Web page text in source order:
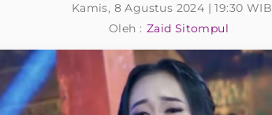
Kamis, 8 Agustus 2024 | 19:30 WIB
Oleh : Zaid Sitompul